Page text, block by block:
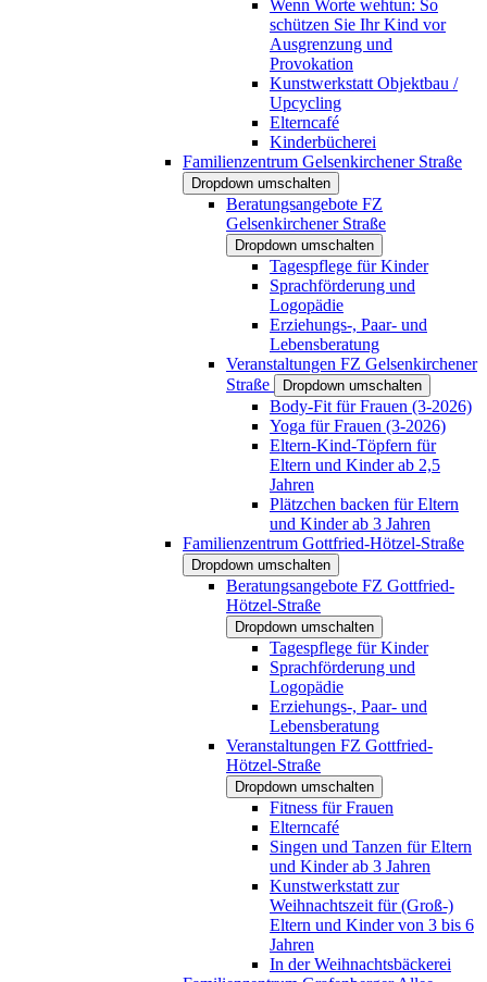
Wenn Worte wehtun: So
schützen Sie Ihr Kind vor
Ausgrenzung und
Provokation
Kunstwerkstatt Objektbau /
Upcycling
Elterncafé
Kinderbücherei
Familienzentrum Gelsenkirchener Straße
Dropdown umschalten
Beratungsangebote FZ
Gelsenkirchener Straße
Dropdown umschalten
Tagespflege für Kinder
Sprachförderung und
Logopädie
Erziehungs-, Paar- und
Lebensberatung
Veranstaltungen FZ Gelsenkirchener
Straße
Dropdown umschalten
Body-Fit für Frauen (3-2026)
Yoga für Frauen (3-2026)
Eltern-Kind-Töpfern für
Eltern und Kinder ab 2,5
Jahren
Plätzchen backen für Eltern
und Kinder ab 3 Jahren
Familienzentrum Gottfried-Hötzel-Straße
Dropdown umschalten
Beratungsangebote FZ Gottfried-
Hötzel-Straße
Dropdown umschalten
Tagespflege für Kinder
Sprachförderung und
Logopädie
Erziehungs-, Paar- und
Lebensberatung
Veranstaltungen FZ Gottfried-
Hötzel-Straße
Dropdown umschalten
Fitness für Frauen
Elterncafé
Singen und Tanzen für Eltern
und Kinder ab 3 Jahren
Kunstwerkstatt zur
Weihnachtszeit für (Groß-)
Eltern und Kinder von 3 bis 6
Jahren
In der Weihnachtsbäckerei